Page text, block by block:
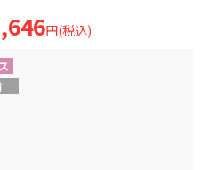
円(税込)